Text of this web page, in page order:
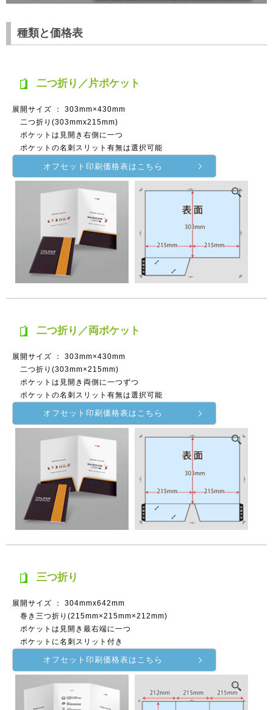
種類と価格表
二つ折り／片ポケット
展開サイズ ： 303mm×430mm
二つ折り(303mmx215mm)
ポケットは見開き右側に一つ
ポケットの名刺スリット有無は選択可能
オフセット印刷価格表はこちら
二つ折り／両ポケット
展開サイズ ： 303mm×430mm
二つ折り(303mm×215mm)
ポケットは見開き両側に一つずつ
ポケットの名刺スリット有無は選択可能
オフセット印刷価格表はこちら
三つ折り
展開サイズ ： 304mmx642mm
巻き三つ折り(215mm×215mm×212mm)
ポケットは見開き最右端に一つ
ポケットに名刺スリット付き
オフセット印刷価格表はこちら